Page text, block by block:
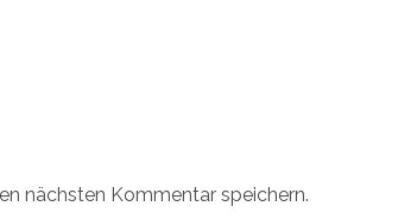
nächsten Kommentar speichern.